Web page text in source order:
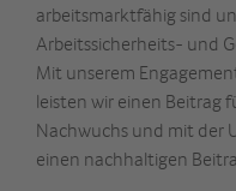
arbeitsmarktfähig sind
Arbeitssicherheits- und
Mit unserem
leisten wir einen Beitrag
Nachwuchs und mit der
einen nachhaltigen